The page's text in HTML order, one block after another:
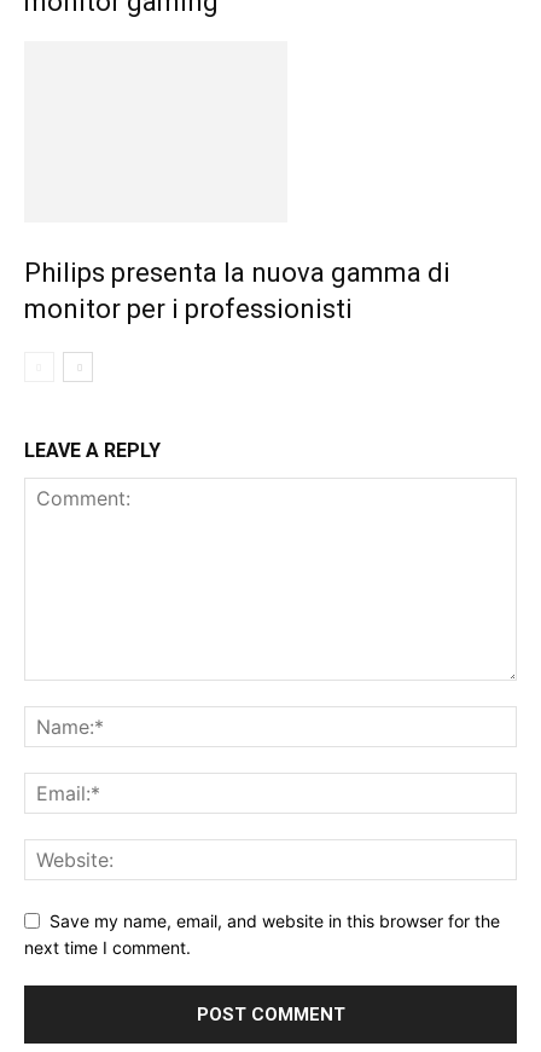
Philips presenta la nuova gamma di
monitor per i professionisti
LEAVE A REPLY
Save my name, email, and website in this browser for the
next time I comment.